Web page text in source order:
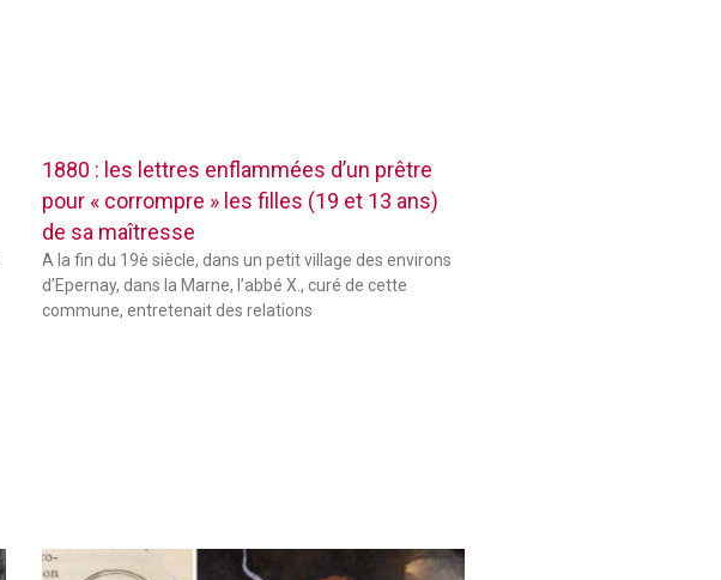
1880 : les lettres enflammées d’un prêtre
pour « corrompre » les filles (19 et 13 ans)
de sa maîtresse
A la fin du 19è siècle, dans un petit village des environs
d’Epernay, dans la Marne, l’abbé X., curé de cette
commune, entretenait des relations